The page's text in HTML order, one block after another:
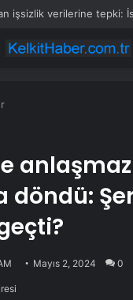
döndü:
Mayıs 2, 2024 0